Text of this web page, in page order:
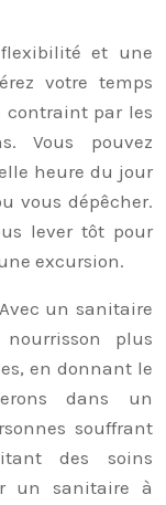
et une
votre temps
contraint par les
Vous pouvez
heure du jour
vous dépêcher.
lever tôt pour
excursion.
un sanitaire
plus
en donnant le
dans un
souffrant
des soins
un sanitaire à